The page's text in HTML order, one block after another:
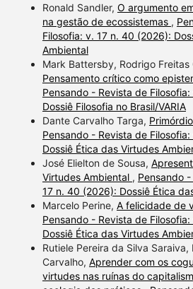
Ronald Sandler, O argumento
na gestão de ecossistemas ,
Filosofia: v. 17 n. 40 (2026):
Ambiental
Mark Battersby, Rodrigo Freitas
Pensamento crítico como
Pensando - Revista de
Dossiê Filosofia no Brasil/VARIA
Dante Carvalho Targa,
Pensando - Revista de
Dossiê Ética das Virtudes
José Elielton de Sousa,
Virtudes Ambiental , Pensando
17 n. 40 (2026): Dossiê Ética
Marcelo Perine, A felicidade de
Pensando - Revista de
Dossiê Ética das Virtudes
Rutiele Pereira da Silva
Carvalho, Aprender com os
virtudes nas ruínas do